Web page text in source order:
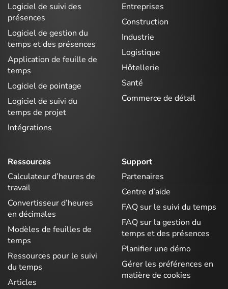
Logiciel de suivi des
présences
Logiciel de gestion du
temps et des présences
Application de feuille de
temps
Logiciel de pointage
Logiciel de suivi du
temps de projet
Intégrations
Entreprises
Construction
Industrie
Logistique
Hôtellerie
Santé
Commerce de détail
Ressources
Calculateur d’heures de
travail
Convertisseur d’heures
en décimales
Modèles de feuilles de
temps
Ressources pour le suivi
du temps
Articles
Support
Partenaires
Centre d’aide
FAQ sur le suivi du temps
FAQ sur la gestion du
temps et des présences
Planifier une démo
Gérer les préférences en
matière de cookies